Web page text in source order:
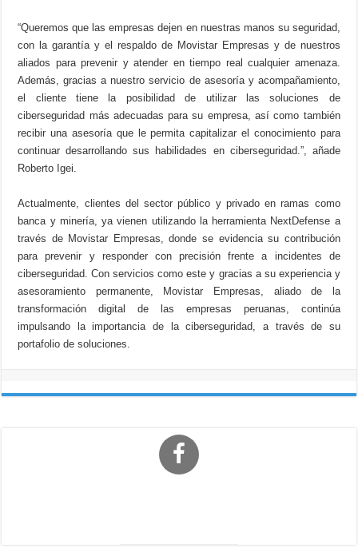
“Queremos que las empresas dejen en nuestras manos su seguridad,
con la garantía y el respaldo de Movistar Empresas y de nuestros
aliados para prevenir y atender en tiempo real cualquier amenaza.
Además, gracias a nuestro servicio de asesoría y acompañamiento,
el cliente tiene la posibilidad de utilizar las soluciones de
ciberseguridad más adecuadas para su empresa, así como también
recibir una asesoría que le permita capitalizar el conocimiento para
continuar desarrollando sus habilidades en ciberseguridad.”, añade
Roberto Igei.
Actualmente, clientes del sector público y privado en ramas como
banca y minería, ya vienen utilizando la herramienta NextDefense a
través de Movistar Empresas, donde se evidencia su contribución
para prevenir y responder con precisión frente a incidentes de
ciberseguridad. Con servicios como este y gracias a su experiencia y
asesoramiento permanente, Movistar Empresas, aliado de la
transformación digital de las empresas peruanas, continúa
impulsando la importancia de la ciberseguridad, a través de su
portafolio de soluciones.